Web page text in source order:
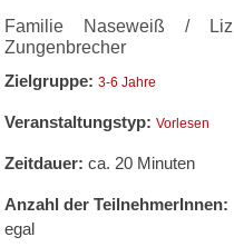
Familie Naseweiß /
Zungenbrecher
Zielgruppe:3-6 Jahre
Veranstaltungstyp:Vorlesen
Zeitdauer:ca. 20 Minuten
Anzahl der TeilnehmerInnen:
egal